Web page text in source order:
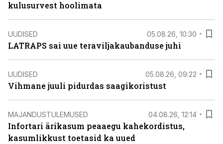
kulusurvest hoolimata
UUDISED 05.08.26, 10:30
LATRAPS sai uue teraviljakaubanduse juhi
UUDISED 05.08.26, 09:22
Vihmane juuli pidurdas saagikoristust
MAJANDUSTULEMUSED 04.08.26, 12:14
Infortari ärikasum peaaegu kahekordistus,
kasumlikkust toetasid ka uued